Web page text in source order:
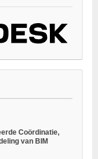
Coördinatie,
van BIM